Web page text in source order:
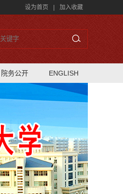
设为首页 加入收藏
院务公开 ENGLISH